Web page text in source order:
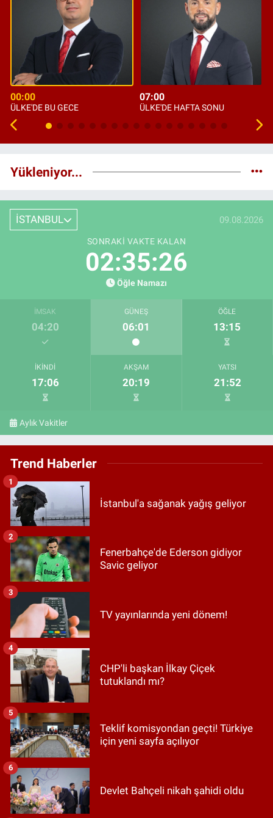
00:00
ÜLKE'DE BU GECE
07:00
ÜLKE'DE HAFTA SONU
Yükleniyor...
İSTANBUL 09.08.2026
SONRAKI VAKTE KALAN
02:35:24
Öğle Namazı
İMSAK
04:20
GÜNEŞ
06:01
ÖĞLE
13:15
İKINDI
17:06
AKŞAM
20:19
YATSI
21:52
Aylık Vakitler
Trend Haberler
İstanbul'a sağanak yağış geliyor
1
Fenerbahçe'de Ederson gidiyor
Savic geliyor
2
TV yayınlarında yeni dönem!
3
CHP'li başkan İlkay Çiçek
tutuklandı mı?
4
Teklif komisyondan geçti! Türkiye
için yeni sayfa açılıyor
5
Devlet Bahçeli nikah şahidi oldu
6